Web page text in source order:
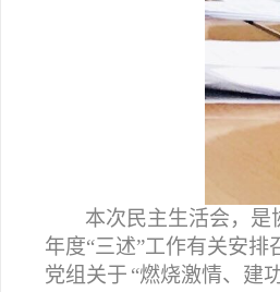
本次民主生活会，
年度“三述”工作有关安排
党组关于 “燃烧激情、建